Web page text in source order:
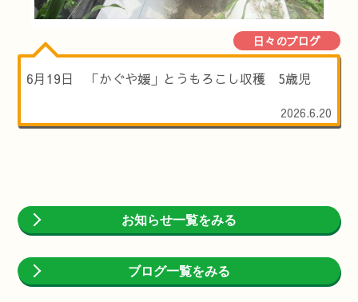
日々のブログ
6月19日 「かぐや媛」とうもろこし収穫 5歳児
2026.6.20
お知らせ一覧をみる
ブログ一覧をみる